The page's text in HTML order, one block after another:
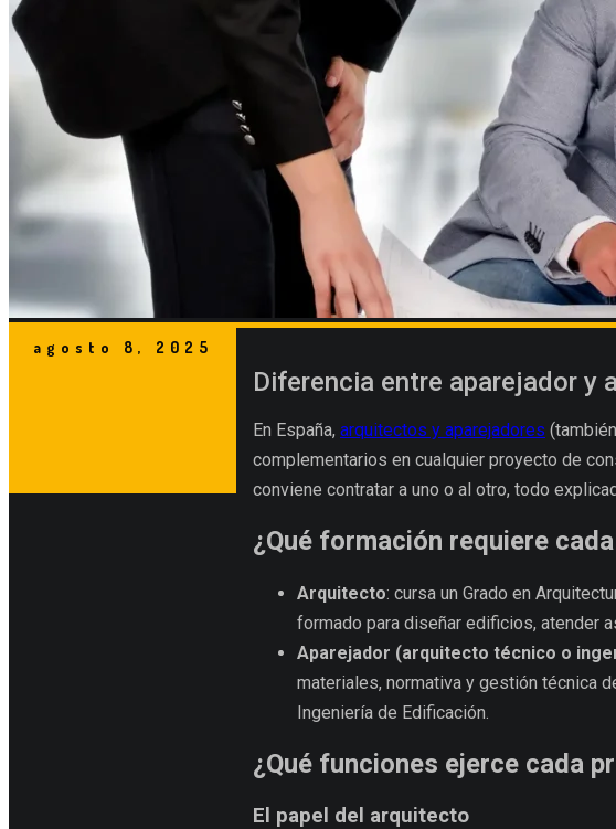
agosto 8, 2025
Diferencia entre aparejador y
En España, arquitectos y aparejadores
complementarios en cualquier proyecto de
conviene contratar a uno o al otro, todo
¿Qué formación requiere
Arquitecto: cursa un Grado en
formado para diseñar edificios, atender
Aparejador (arquitecto técnico o
materiales, normativa y gestión técnica
Ingeniería de Edificación.
¿Qué funciones ejerce cada
El papel del arquitecto